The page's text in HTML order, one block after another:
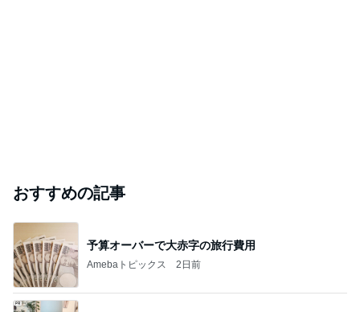
おすすめの記事
予算オーバーで大赤字の旅行費用
Amebaトピックス 2日前